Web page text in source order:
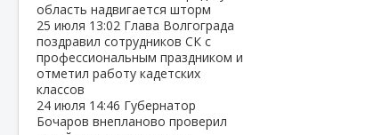
область надвигается шторм
25 июля 13:02 Глава Волгограда
поздравил сотрудников СК с
профессиональным праздником и
отметил работу кадетских
классов
24 июля 14:46 Губернатор
Бочаров внепланово проверил